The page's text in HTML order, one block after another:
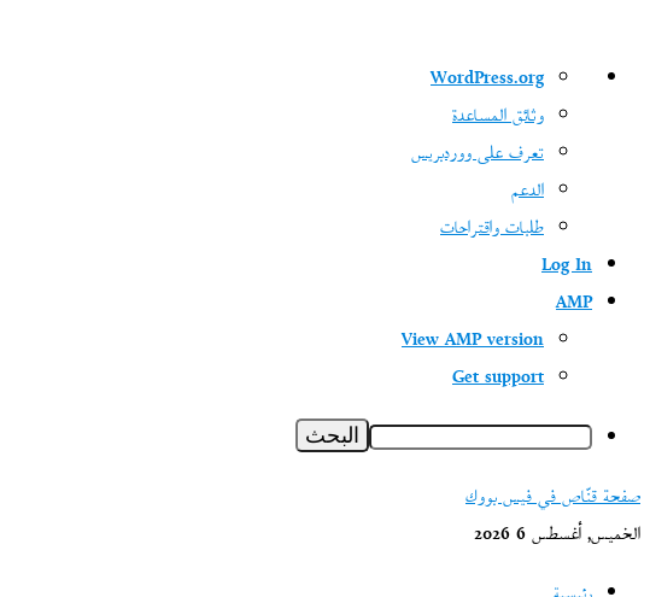
ووردبريس
WordPress.org
وثائق المساعدة
تعرف على ووردبريس
الدعم
طلبات واقتراحات
Log In
AMP
View AMP version
Get support
البحث
صفحة قنّاص في فيس بووك
الخميس, أغسطس 6 2026